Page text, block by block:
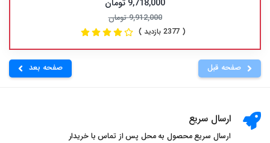
9,718,000 تومان
9,912,000 تومان
( 2377 بازدید )
صفحه قبل صفحه بعد
ارسال سریع
ارسال سریع محصول به محل پس از تماس با خریدار